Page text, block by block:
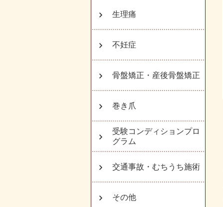
生理痛
不妊症
骨盤矯正・産後骨盤矯正
巻き爪
受験コンディションプロ
グラム
交通事故・むちうち施術
その他